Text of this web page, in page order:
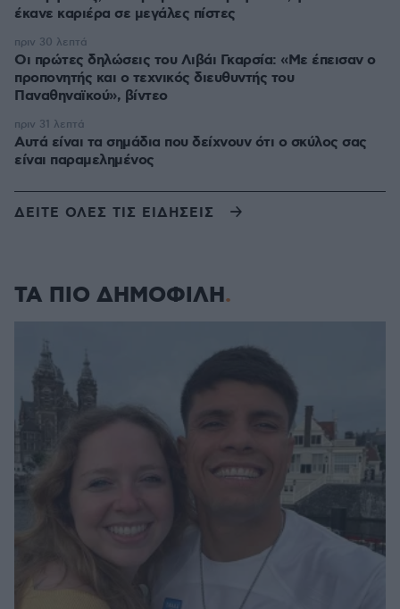
έκανε καριέρα σε μεγάλες πίστες
Οι πρώτες δηλώσεις του Λιβάι Γκαρσία: «Με έπεισαν ο
προπονητής και ο τεχνικός διευθυντής του
Παναθηναϊκού», βίντεο
πριν 30 λεπτά
Αυτά είναι τα σημάδια που δείχνουν ότι ο σκύλος σας
είναι παραμελημένος
πριν 31 λεπτά
ΔΕΙΤΕ ΟΛΕΣ ΤΙΣ ΕΙΔΗΣΕΙΣ
ΤΑ ΠΙΟ ΔΗΜΟΦΙΛΗ